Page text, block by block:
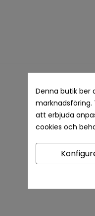
Denna butik ber
att erbjuda
cookies och